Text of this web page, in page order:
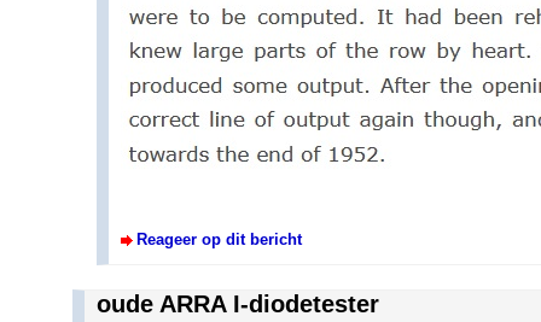
Reageer op dit bericht
oude ARRA I-diodetester